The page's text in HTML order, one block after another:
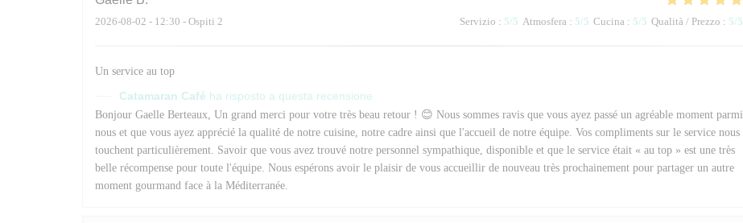
2026-08-02 - 12:30 - Ospiti 2 Servizio : 5/5 Atmosfera : 5/5 Cucina : 5/5 Qualità / Prezzo : 5/5
Un service au top
Catamaran Café ha risposto a questa recensione
Bonjour Gaelle Berteaux, Un grand merci pour votre très beau retour ! 😊 Nous sommes ravis que vous ayez passé un agréable moment parmi
nous et que vous ayez apprécié la qualité de notre cuisine, notre cadre ainsi que l'accueil de notre équipe. Vos compliments sur le service nous
touchent particulièrement. Savoir que vous avez trouvé notre personnel sympathique, disponible et que le service était « au top » est une très
belle récompense pour toute l'équipe. Nous espérons avoir le plaisir de vous accueillir de nouveau très prochainement pour partager un autre
moment gourmand face à la Méditerranée.